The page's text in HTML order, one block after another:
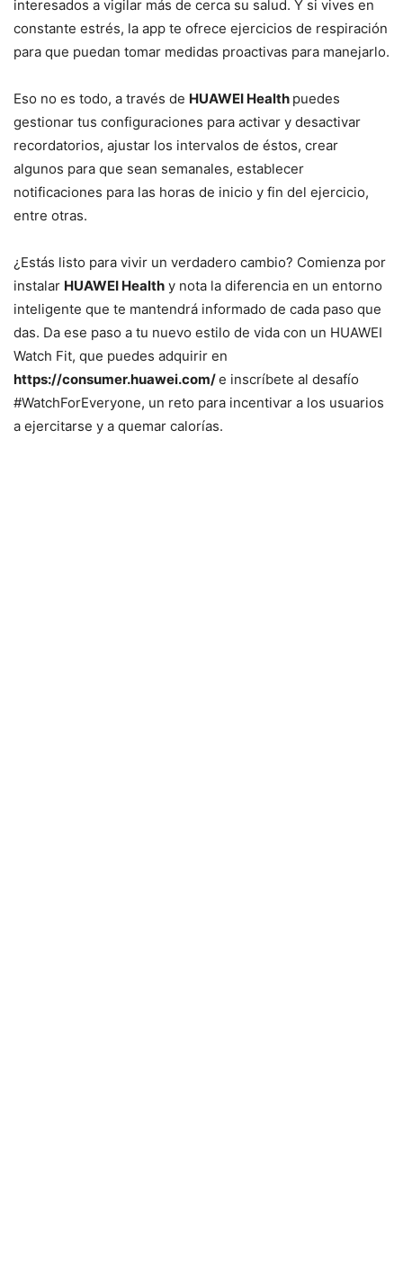
interesados a vigilar más de cerca su salud. Y si vives en
constante estrés, la app te ofrece ejercicios de respiración
para que puedan tomar medidas proactivas para manejarlo.
Eso no es todo, a través de HUAWEI Health puedes
gestionar tus configuraciones para activar y desactivar
recordatorios, ajustar los intervalos de éstos, crear
algunos para que sean semanales, establecer
notificaciones para las horas de inicio y fin del ejercicio,
entre otras.
¿Estás listo para vivir un verdadero cambio? Comienza por
instalar HUAWEI Health y nota la diferencia en un entorno
inteligente que te mantendrá informado de cada paso que
das. Da ese paso a tu nuevo estilo de vida con un HUAWEI
Watch Fit, que puedes adquirir en
https://consumer.huawei.com/e inscríbete al desafío
#WatchForEveryone, un reto para incentivar a los usuarios
a ejercitarse y a quemar calorías.